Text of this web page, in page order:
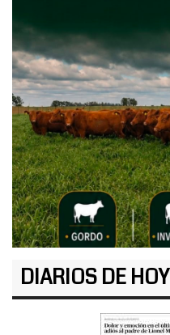
DIARIOS DE HOY